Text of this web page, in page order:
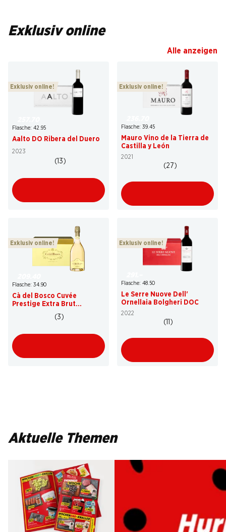
Exklusiv online
Alle anzeigen
Exklusiv online!
Flasche: 42.95
Aalto DO Ribera del Duero
2023
(13)
Exklusiv online!
Flasche: 39.45
Mauro Vino de la Tierra de
Castilla y León
2021
(27)
Exklusiv online!
Flasche: 34.90
Cà del Bosco Cuvée
Prestige Extra Brut
(3)
Exklusiv online!
Flasche: 48.50
Le Serre Nuove Dell'
Ornellaia Bolgheri DOC
2022
(11)
Aktuelle Themen